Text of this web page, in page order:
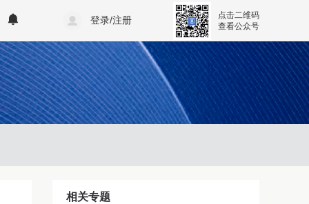
登录/注册
点击二维码
查看公众号
相关专题